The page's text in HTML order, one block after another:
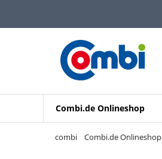
Zur Navigation springen
Zur Suche springen
Combi.de Onlineshop
combi Combi.de Onlineshop